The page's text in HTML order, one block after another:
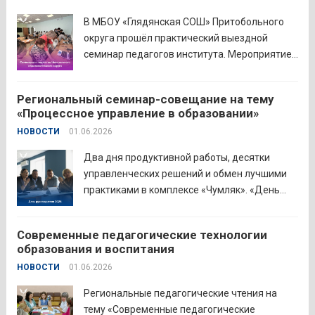
аттестацию в форме экзамена и получили
Читать дальше
В МБОУ «Глядянская СОШ» Притобольного
округа прошёл практический выездной
семинар педагогов института. Мероприятие
делегата. Открывая встречу, заместитель
руководителя Управления образования
Притобольного муниципального округа
Наталья Сергеевна Иванова подчеркнула
важность очных практических встреч для...
Региональный семинар-совещание на тему
«Процессное управление в образовании»
НОВОСТИ 01.06.2026
Два дня продуктивной работы, десятки
управленческих решений и обмен лучшими
практиками в комплексе «Чумляк». «День
управления образованием для обсуждения
ключевых задач и развития системы
образования региона. Заместитель
губернатора по социальной политике
Наталья...
Современные педагогические технологии
образования и воспитания
НОВОСТИ 01.06.2026
Региональные педагогические чтения на
тему «Современные педагогические